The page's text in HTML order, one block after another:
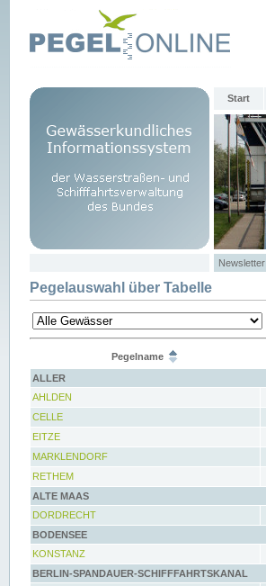
Start
Newsletter
Pegelauswahl über Tabelle
Pegelname
ALLER
AHLDEN
CELLE
EITZE
MARKLENDORF
RETHEM
ALTE MAAS
DORDRECHT
BODENSEE
KONSTANZ
BERLIN-SPANDAUER-SCHIFFFAHRTSKANAL